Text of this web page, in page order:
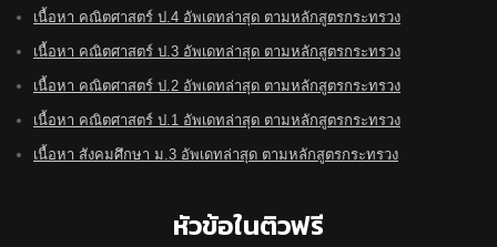
เนื้อหา คณิตศาสตร์ ป.4 อัพเดทล่าสุด ตามหลักสูตรกระทรวง
เนื้อหา คณิตศาสตร์ ป.3 อัพเดทล่าสุด ตามหลักสูตรกระทรวง
เนื้อหา คณิตศาสตร์ ป.2 อัพเดทล่าสุด ตามหลักสูตรกระทรวง
เนื้อหา คณิตศาสตร์ ป.1 อัพเดทล่าสุด ตามหลักสูตรกระทรวง
เนื้อหา สังคมศึกษา ม.3 อัพเดทล่าสุด ตามหลักสูตรกระทรวง
หัวข้อในติวฟรี